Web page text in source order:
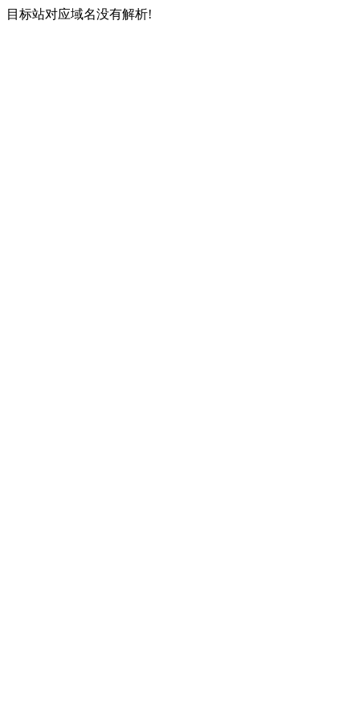
目标站对应域名没有解析!